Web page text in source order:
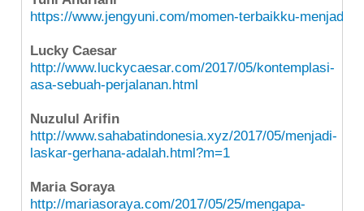
https://www.jengyuni.com/momen-terbaikku-menjadi-
Lucky Caesar
http://www.luckycaesar.com/2017/05/kontemplasi-
asa-sebuah-perjalanan.html
Nuzulul Arifin
http://www.sahabatindonesia.xyz/2017/05/menjadi-
laskar-gerhana-adalah.html?m=1
Maria Soraya
http://mariasoraya.com/2017/05/25/mengapa-